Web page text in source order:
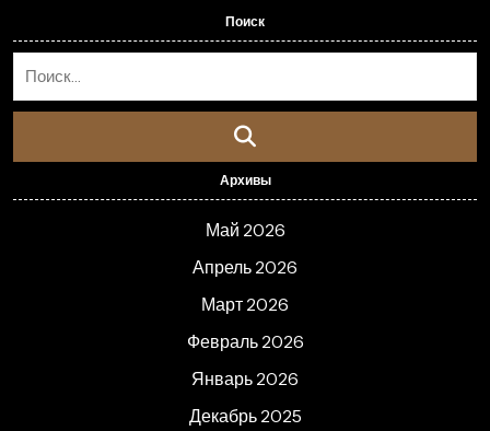
Поиск
Архивы
Май 2026
Апрель 2026
Март 2026
Февраль 2026
Январь 2026
Декабрь 2025